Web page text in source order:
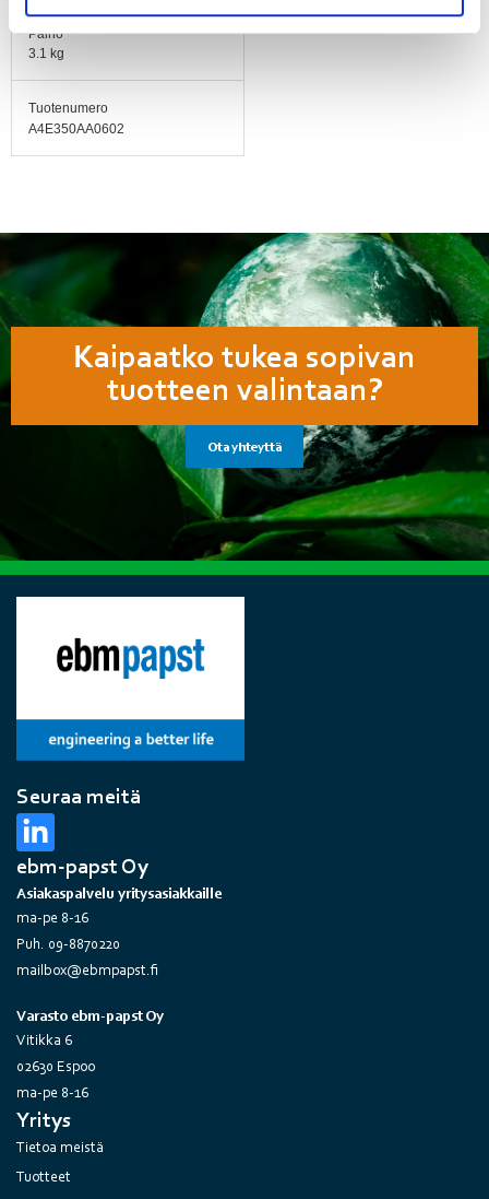
Paino
3.1 kg
Tuotenumero
A4E350AA0602
Kaipaatko tukea sopivan
tuotteen valintaan?
Ota yhteyttä
Seuraa meitä
ebm-papst Oy
Asiakaspalvelu yritysasiakkaille
ma-pe 8-16
Puh. 09-8870220
mailbox@ebmpapst.fi
Varasto ebm-papst Oy
Vitikka 6
02630 Espoo
ma-pe 8-16
Yritys
Tietoa meistä
Tuotteet